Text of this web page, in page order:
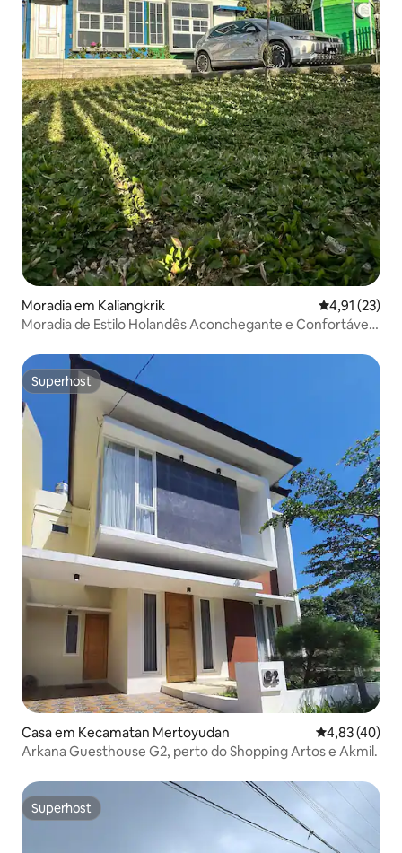
Moradia em Kaliangkrik Classificação
4,91 (23)
Moradia de Estilo Holandês Aconchegante e Confortável
Superhost
Superhost
Casa em Kecamatan Mertoyudan Classificação
4,83 (40)
Arkana Guesthouse G2, perto do Shopping Artos e Akmil.
Superhost
Superhost